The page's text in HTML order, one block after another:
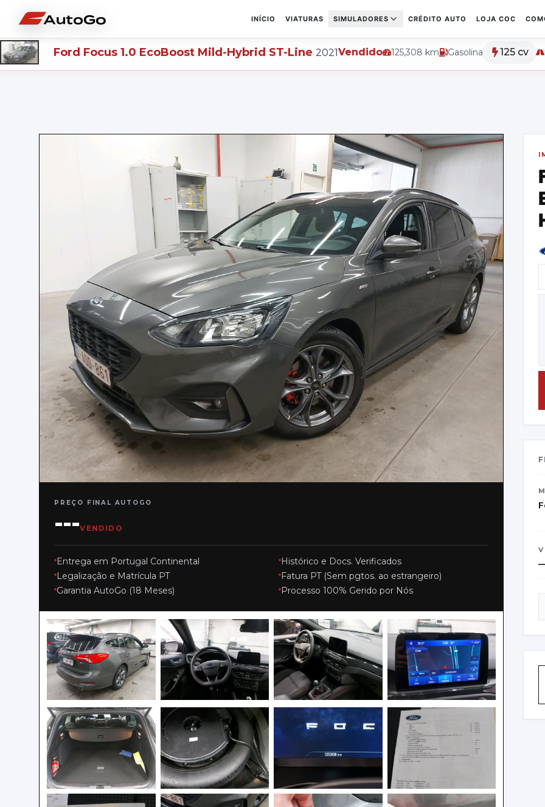
INÍCIO VIATURAS SIMULADORES CRÉDITO AUTO LOJA COC
Ford Focus 1.0 EcoBoost Mild-Hybrid ST-Line 2021Vendido 125,308 km Gasolina 125 cv
PREÇO FINAL AUTOGO
---VENDIDO
Entrega em Portugal Continental
Legalização e Matrícula PT
Garantia AutoGo (18 Meses)
Histórico e Docs. Verificados
Fatura PT (Sem pgtos. ao estrangeiro)
Processo 100% Gerido por Nós